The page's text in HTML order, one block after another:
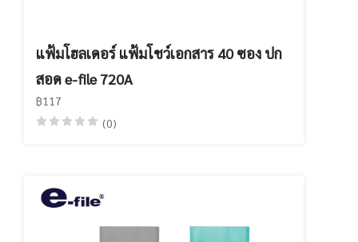
แฟ้มโฮลเดอร์ แฟ้มโชว์เอกสาร 40 ซอง ปก
สอด e-file 720A
฿117
(0)